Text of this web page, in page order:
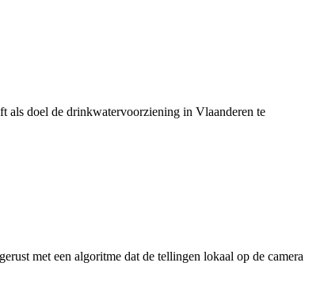
als doel de drinkwatervoorziening in Vlaanderen te
met een algoritme dat de tellingen lokaal op de camera